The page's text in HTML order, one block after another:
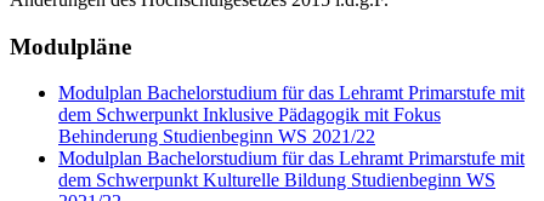
Modulpläne
Modulplan Bachelorstudium für das Lehramt Primarstufe mit
dem Schwerpunkt Inklusive Pädagogik mit Fokus
Behinderung Studienbeginn WS 2021/22
Modulplan Bachelorstudium für das Lehramt Primarstufe mit
dem Schwerpunkt Kulturelle Bildung Studienbeginn WS